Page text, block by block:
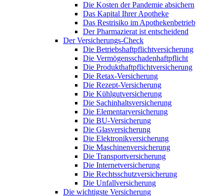
Die Kosten der Pandemie absichern
Das Kapital Ihrer Apotheke
Das Restrisiko im Apothekenbetrieb
Der Pharmazierat ist entscheidend
Der Versicherungs-Check
Die Betriebshaftpflichtversicherung
Die Vermögensschadenhaftpflicht
Die Produkthaftpflichtversicherung
Die Retax-Versicherung
Die Rezept-Versicherung
Die Kühlgutversicherung
Die Sachinhaltsversicherung
Die Elementarversicherung
Die BU-Versicherung
Die Glasversicherung
Die Elektronikversicherung
Die Maschinenversicherung
Die Transportversicherung
Die Internetversicherung
Die Rechtsschutzversicherung
Die Unfallversicherung
Die wichtigste Versicherung